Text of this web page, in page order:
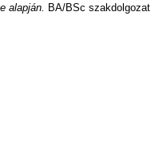
alapján.
BA/BSc szakdolgozat